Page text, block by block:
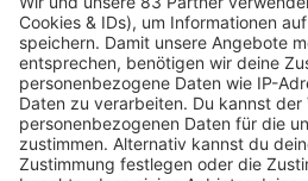
80s80s
Stimme für Deine 5